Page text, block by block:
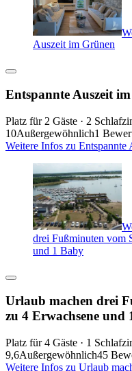
Auszeit im Grünen
Entspannte Auszeit
Platz für 2 Gäste · 2
10Außergewöhnlich1
Weitere Infos zu Entspannte
drei Fußminuten vom
und 1 Baby
Urlaub machen drei
zu 4 Erwachsene und
Platz für 4 Gäste · 1
9,6Außergewöhnlich45
Weitere Infos zu Urlaub